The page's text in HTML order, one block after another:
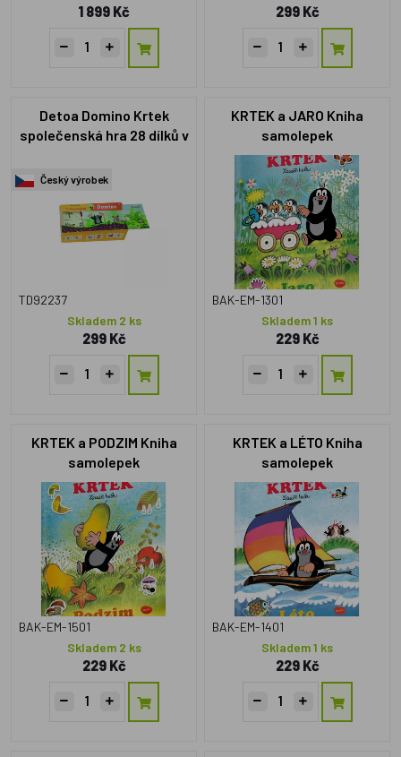
1 899 Kč 299 Kč
Detoa Domino Krtek
společenská hra 28 dílků v
cm
Český výrobek
TD92237
Skladem 2 ks
299 Kč
KRTEK a JARO Kniha
samolepek
BAK-EM-1301
Skladem 1 ks
229 Kč
KRTEK a PODZIM Kniha
samolepek
BAK-EM-1501
Skladem 2 ks
229 Kč
KRTEK a LÉTO Kniha
samolepek
BAK-EM-1401
Skladem 1 ks
229 Kč